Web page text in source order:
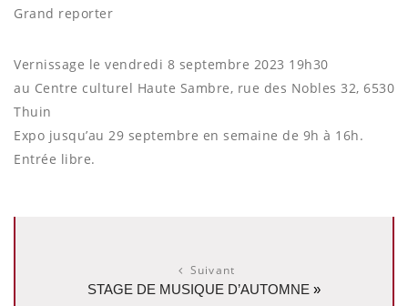
Grand reporter
Vernissage le vendredi 8 septembre 2023 19h30
au Centre culturel Haute Sambre, rue des Nobles 32, 6530
Thuin
Expo jusqu’au 29 septembre en semaine de 9h à 16h.
Entrée libre.
Suivant
STAGE DE MUSIQUE D’AUTOMNE »